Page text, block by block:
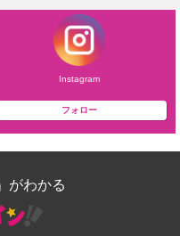
Instagram
フォロー
がわかる